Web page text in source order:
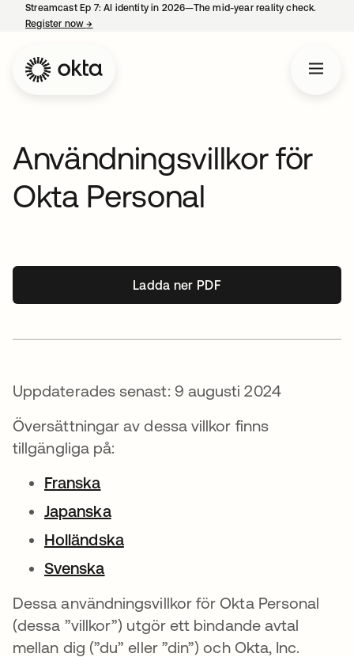
Streamcast Ep 7: AI identity in 2026—The mid-year reality check.
Register now→
Användningsvillkor för
Okta Personal
Ladda ner PDF
Uppdaterades senast: 9 augusti 2024
Översättningar av dessa villkor finns
tillgängliga på:
Franska
Japanska
Holländska
Svenska
Dessa användningsvillkor för Okta Personal
(dessa ”villkor”) utgör ett bindande avtal
mellan dig (”du” eller ”din”) och Okta, Inc.